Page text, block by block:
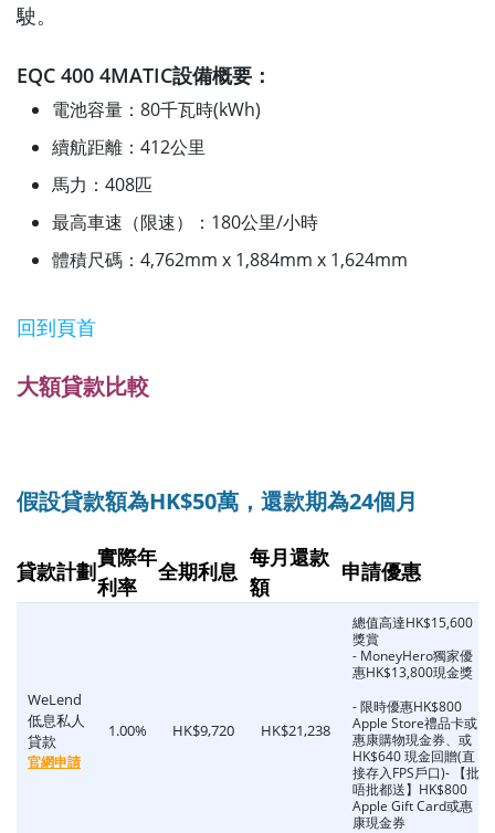
駛。
EQC 400 4MATIC設備概要：
電池容量：80千瓦時(kWh)
續航距離：412公里
馬力：408匹
最高車速（限速）：180公里/小時
體積尺碼：4,762mm x 1,884mm x 1,624mm
回到頁首
大額貸款比較
假設貸款額為HK$50萬，還款期為24個月
貸款計劃
實際年
利率
全期利息
每月還款
額
申請優惠
WeLend
低息私人
貸款
官網申請
1.00% HK$9,720 HK$21,238
總值高達HK$15,600
獎賞
- MoneyHero獨家優
惠HK$13,800現金獎
- 限時優惠HK$800
Apple Store禮品卡或
惠康購物現金券、或
HK$640 現金回贈(直
接存入FPS戶口)- 【批
唔批都送】HK$800
Apple Gift Card或惠
康現金券